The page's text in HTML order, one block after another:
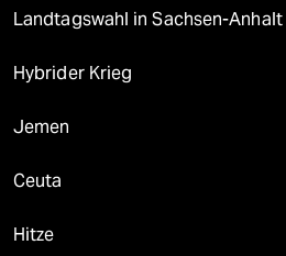
Landtagswahl in Sachsen-Anhalt
Hybrider Krieg
Jemen
Ceuta
Hitze